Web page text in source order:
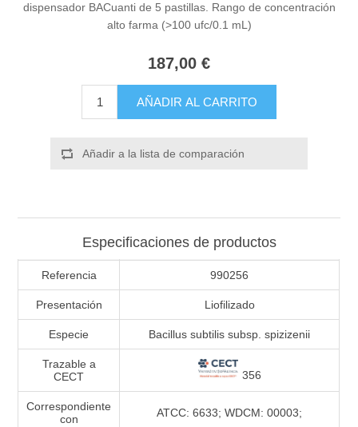
dispensador BACuanti de 5 pastillas. Rango de concentración
alto farma (>100 ufc/0.1 mL)
187,00 €
AÑADIR AL CARRITO
Añadir a la lista de comparación
Especificaciones de productos
Referencia 990256
Presentación Liofilizado
Especie Bacillus subtilis subsp. spizizenii
Trazable a
CECT
356
Correspondiente
con
ATCC: 6633; WDCM: 00003;